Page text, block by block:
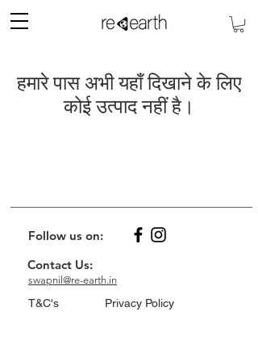
हमारे पास अभी यहाँ दिखाने के लिए
कोई उत्पाद नहीं है।
Follow us on:
Contact Us:
swapnil@re-earth.in
T&C's Privacy Policy